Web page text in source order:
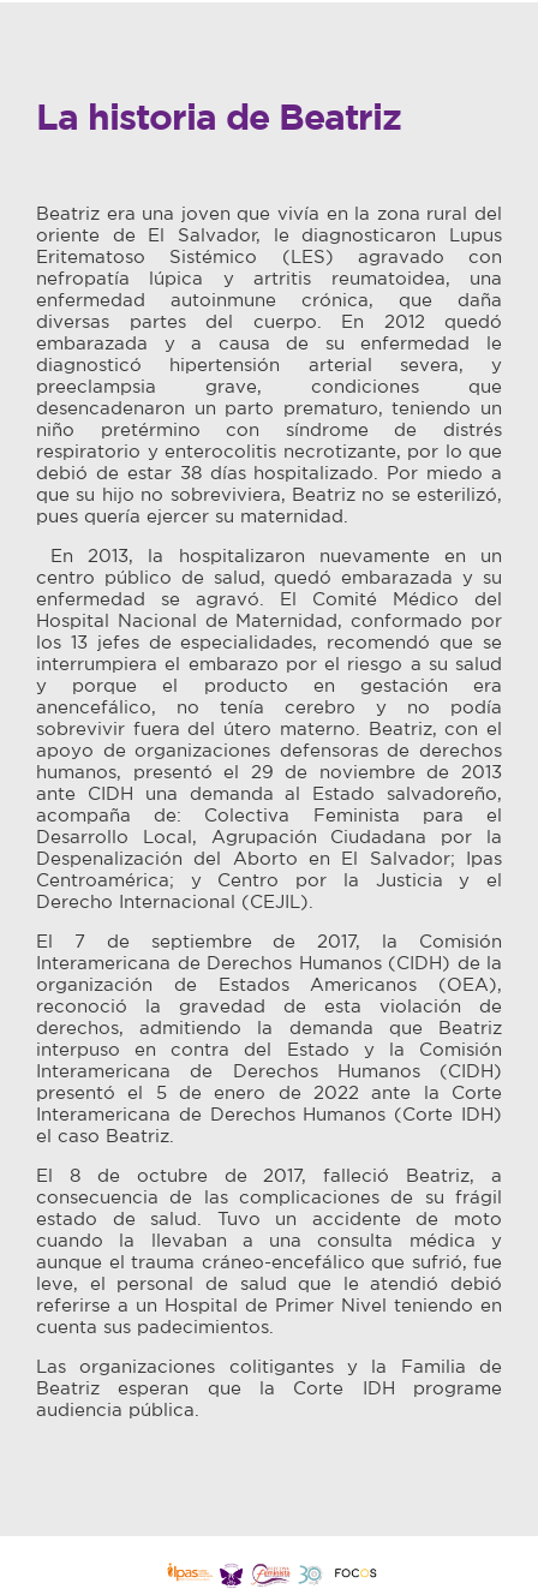
La historia de Beatriz
Beatriz era una joven que vivía en la zona rural del
oriente de El Salvador, le diagnosticaron Lupus
Eritematoso Sistémico (LES) agravado con
nefropatía lúpica y artritis reumatoidea, una
enfermedad autoinmune crónica, que daña
diversas partes del cuerpo. En 2012 quedó
embarazada y a causa de su enfermedad le
diagnosticó hipertensión arterial severa, y
preeclampsia grave, condiciones que
desencadenaron un parto prematuro, teniendo un
niño pretérmino con síndrome de distrés
respiratorio y enterocolitis necrotizante, por lo que
debió de estar 38 días hospitalizado. Por miedo a
que su hijo no sobreviviera, Beatriz no se esterilizó,
pues quería ejercer su maternidad.
En 2013, la hospitalizaron nuevamente en un
centro público de salud, quedó embarazada y su
enfermedad se agravó. El Comité Médico del
Hospital Nacional de Maternidad, conformado por
los 13 jefes de especialidades, recomendó que se
interrumpiera el embarazo por el riesgo a su salud
y porque el producto en gestación era
anencefálico, no tenía cerebro y no podía
sobrevivir fuera del útero materno. Beatriz, con el
apoyo de organizaciones defensoras de derechos
humanos, presentó el 29 de noviembre de 2013
ante CIDH una demanda al Estado salvadoreño,
acompaña de: Colectiva Feminista para el
Desarrollo Local, Agrupación Ciudadana por la
Despenalización del Aborto en El Salvador; Ipas
Centroamérica; y Centro por la Justicia y el
Derecho Internacional (CEJIL).
El 7 de septiembre de 2017, la Comisión
Interamericana de Derechos Humanos (CIDH) de la
organización de Estados Americanos (OEA),
reconoció la gravedad de esta violación de
derechos, admitiendo la demanda que Beatriz
interpuso en contra del Estado y la Comisión
Interamericana de Derechos Humanos (CIDH)
presentó el 5 de enero de 2022 ante la Corte
Interamericana de Derechos Humanos (Corte IDH)
el caso Beatriz.
El 8 de octubre de 2017, falleció Beatriz, a
consecuencia de las complicaciones de su frágil
estado de salud. Tuvo un accidente de moto
cuando la llevaban a una consulta médica y
aunque el trauma cráneo-encefálico que sufrió, fue
leve, el personal de salud que le atendió debió
referirse a un Hospital de Primer Nivel teniendo en
cuenta sus padecimientos.
Las organizaciones colitigantes y la Familia de
Beatriz esperan que la Corte IDH programe
audiencia pública.